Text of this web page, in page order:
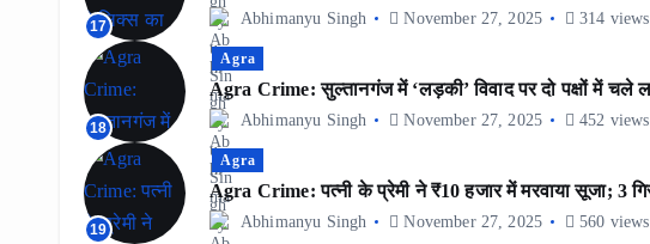
17 Abhimanyu Singh November 27, 2025 314 views
18
Agra
Agra Crime: सुल्तानगंज में ‘लड़की’ विवाद पर दो पक्षों में चले
Abhimanyu Singh November 27, 2025 452 views
19
Agra
Agra Crime: पत्नी के प्रेमी ने ₹10 हजार में मरवाया सूजा; 3
Abhimanyu Singh November 27, 2025 560 views